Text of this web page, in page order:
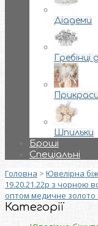
Діадеми
Шпильки
Броші
Спеціальні
Головна > Ювелірна
19.20.21.22р з чорною
оптом медичне золото
Категорії